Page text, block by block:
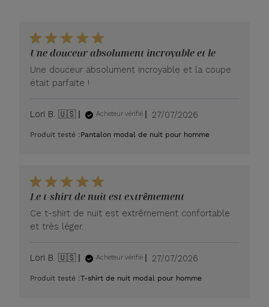
Une douceur absolument incroyable et le
Une douceur absolument incroyable et la coupe
était parfaite !
Lori B. 🇺🇸 Acheteur vérifié
Date
publication
27/07/2026
Produit testé :Pantalon modal de nuit pour homme
Le t-shirt de nuit est extrêmement
Ce t-shirt de nuit est extrêmement confortable
et très léger.
Lori B. 🇺🇸 Acheteur vérifié
Date
publication
27/07/2026
Produit testé :T-shirt de nuit modal pour homme